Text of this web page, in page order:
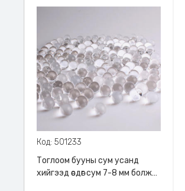
Код: 501233
Тоглоом бууны сум усанд
хийгээд өсдөг сум 7-8 мм болж